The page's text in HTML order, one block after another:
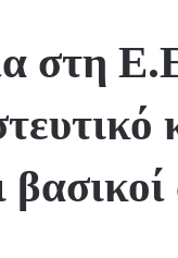
στη